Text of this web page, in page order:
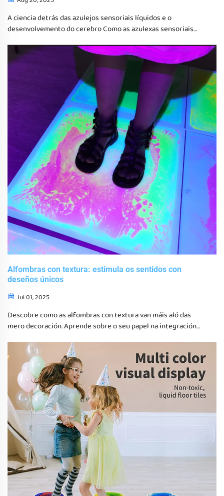
A ciencia detrás das azulejos sensoriais líquidos e o
desenvolvemento do cerebro Como as azulexas sensoriais
primeira infancia Estas azulejos sensoriais de cores cheas de
líquido crean unha forma divertida para que os máis pequenos
Alfombras con textura: estimula os sentidos con
deseños únicos
Jul 01, 2025
Descobre como as alfombras con textura van máis aló das
mero decoración. Aprende sobre o seu papel na integración
beneficios dos distintos materiais e deseños para mellorar a
estimulación táctil e visual.